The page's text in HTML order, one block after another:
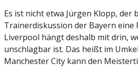
Es ist nicht etwa Jürgen Klopp, der
Trainerdiskussion der Bayern eine
Liverpool hängt deshalb mit drin,
unschlagbar ist. Das heißt im
Manchester City kann den